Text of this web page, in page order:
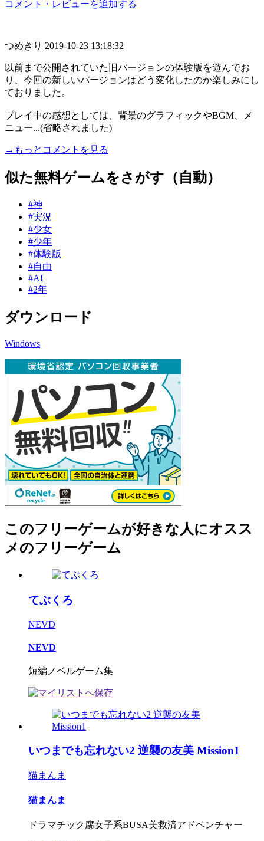
コメント・レビューを追加する
つめきり 2019-10-23 13:18:32
以前まで公開されていた旧バージョンの体験版を遊んでお
り、今回の新しいバージョンはどう変化したのか楽しみにし
ておりました。
プレイ中の感想としては、背景のグラフィックやBGM、メ
ニュー...(省略されました)
→もっとコメントを見る
似た無料ゲームをさがす（自動）
#神
#実況
#少女
#少年
#体験版
#自由
#AI
#2年
ダウンロード
Windows
このフリーゲームが好きな人にオスス
メのフリーゲーム
てぶくろ
NEVD
NEVD
短編ノベルゲーム集
いつまでも忘れない2 逆襲の友美 Mission1
猫まんま
猫まんま
ドラマチック腐女子系BUSA美救済アドベンチャー